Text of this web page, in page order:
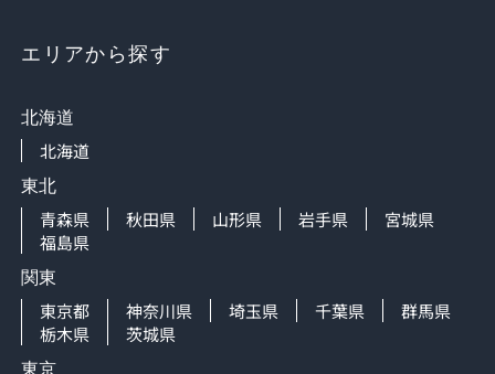
エリアから探す
北海道
北海道
東北
青森県 秋田県 山形県 岩手県
宮城県
福島県
関東
東京都 神奈川県 埼玉県 千葉県
群馬県
栃木県
茨城県
東京